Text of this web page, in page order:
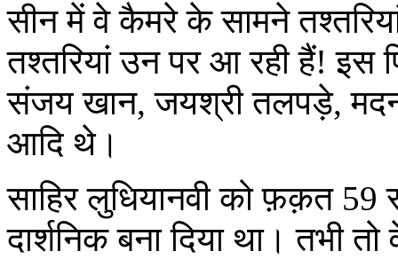
सीन में वे कैमरे के सामने
तश्तरियां उन पर आ रही हैं! इस
संजय खान, जयश्री तलपड़े, मदन
आदि थे।
साहिर लुधियानवी को फ़क़त
दार्शनिक बना दिया था। तभी